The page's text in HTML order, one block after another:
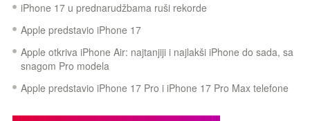
iPhone 17 u prednarudžbama ruši rekorde
Apple predstavio iPhone 17
Apple otkriva iPhone Air: najtanjiji i najlakši iPhone do sada, sa
snagom Pro modela
Apple predstavio iPhone 17 Pro i iPhone 17 Pro Max telefone